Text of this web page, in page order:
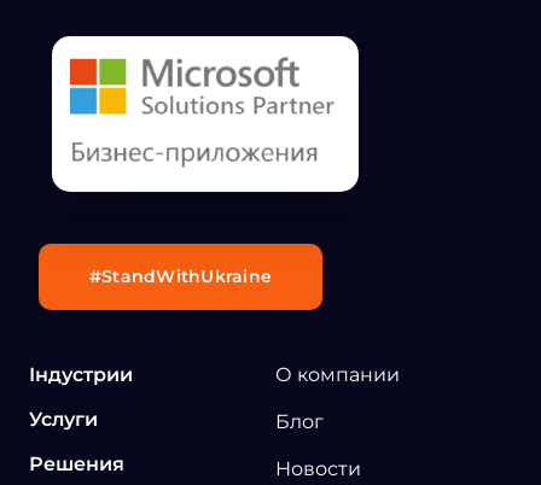
Індустрии
Услуги
Решения
О компании
Блог
Новости
#StandWithUkraine